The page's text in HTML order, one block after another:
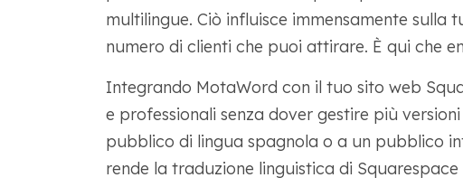
multilingue. Ciò influisce immensamente
numero di clienti che puoi attirare. È qui che
Integrando MotaWord con il tuo sito web
e professionali senza dover gestire più
pubblico di lingua spagnola o a un pubblico
rende la traduzione linguistica di